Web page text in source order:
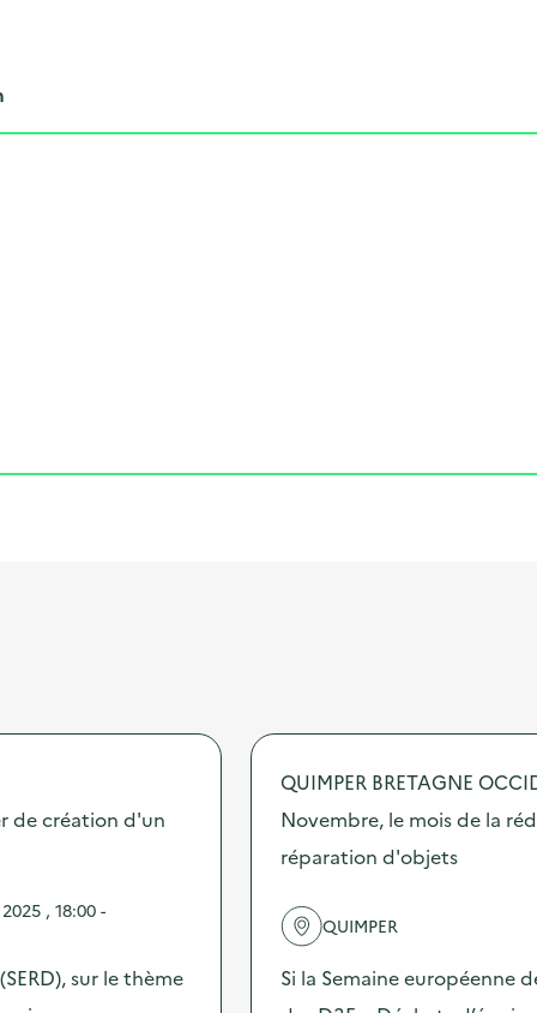
de création d'un
, 18:00 -
sur le thème
QUIMPER BRETAGNE
Novembre, le mois de la
réparation d'objets
QUIMPER
Si la Semaine européenne